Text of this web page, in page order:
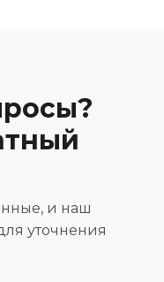
и наш
уточнения